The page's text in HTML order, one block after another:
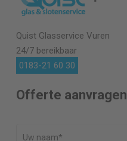
Quist Glasservice Vuren
24/7 bereikbaar
0183-21 60 30
Offerte aanvragen